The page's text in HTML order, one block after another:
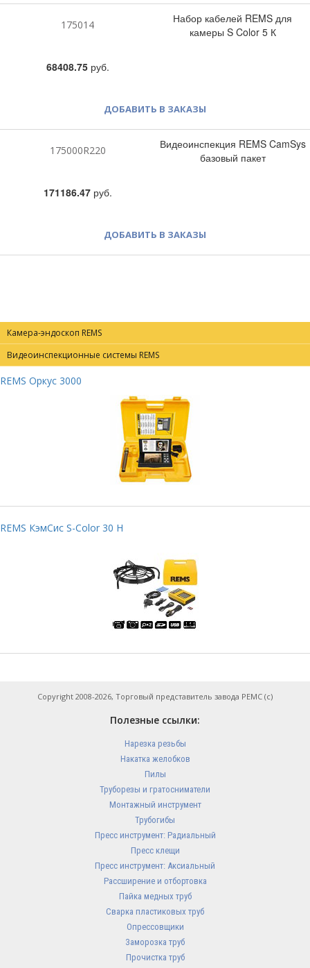
175014
Набор кабелей REMS для
камеры S Color 5 К
68408.75руб.
ДОБАВИТЬ В ЗАКАЗЫ
175000R220
Видеоинспекция REMS CamSys
базовый пакет
171186.47руб.
ДОБАВИТЬ В ЗАКАЗЫ
Камера-эндоскоп REMS
Видеоинспекционные системы REMS
REMS Оркус 3000
REMS КэмСис S-Color 30 H
Copyright 2008-2026, Торговый представитель завода РЕМС (с)
Полезные ссылки:
Нарезка резьбы
Накатка желобков
Пилы
Труборезы и гратосниматели
Монтажный инструмент
Трубогибы
Пресс инструмент: Радиальный
Пресс клещи
Пресс инструмент: Аксиальный
Рассширение и отбортовка
Пайка медных труб
Сварка пластиковых труб
Опрессовщики
Заморозка труб
Прочистка труб